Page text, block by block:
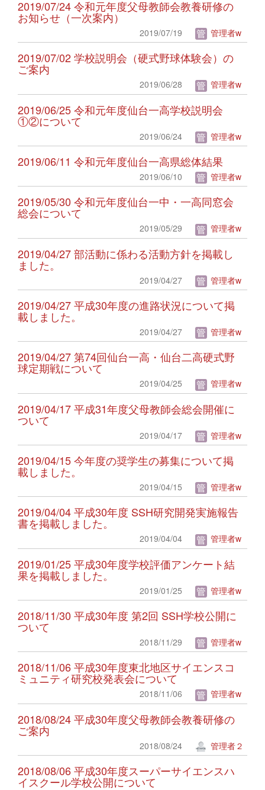
2019/07/24 令和元年度父母教師会教養研修の
お知らせ（一次案内）
2019/07/19 管理者w
2019/07/02 学校説明会（硬式野球体験会）の
ご案内
2019/06/28 管理者w
2019/06/25 令和元年度仙台一高学校説明会
①②について
2019/06/24 管理者w
2019/06/11 令和元年度仙台一高県総体結果
2019/06/10 管理者w
2019/05/30 令和元年度仙台一中・一高同窓会
総会について
2019/05/29 管理者w
2019/04/27 部活動に係わる活動方針を掲載し
ました。
2019/04/27 管理者w
2019/04/27 平成30年度の進路状況について掲
載しました。
2019/04/27 管理者w
2019/04/27 第74回仙台一高・仙台二高硬式野
球定期戦について
2019/04/25 管理者w
2019/04/17 平成31年度父母教師会総会開催に
ついて
2019/04/17 管理者w
2019/04/15 今年度の奨学生の募集について掲
載しました。
2019/04/15 管理者w
2019/04/04 平成30年度 SSH研究開発実施報告
書を掲載しました。
2019/04/04 管理者w
2019/01/25 平成30年度学校評価アンケート結
果を掲載しました。
2019/01/25 管理者w
2018/11/30 平成30年度 第2回 SSH学校公開に
ついて
2018/11/29 管理者w
2018/11/06 平成30年度東北地区サイエンスコ
ミュニティ研究校発表会について
2018/11/06 管理者w
2018/08/24 平成30年度父母教師会教養研修の
ご案内
2018/08/24 管理者２
2018/08/06 平成30年度スーパーサイエンスハ
イスクール学校公開について